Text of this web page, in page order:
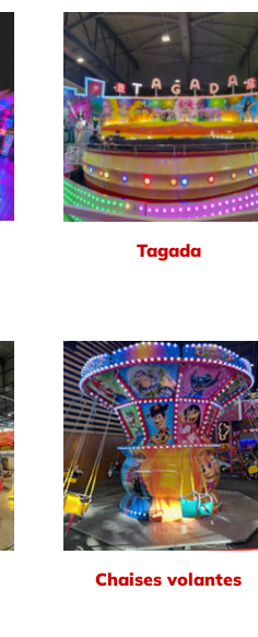
Tagada
Chaises volantes